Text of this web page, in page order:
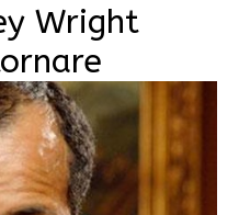
Wright